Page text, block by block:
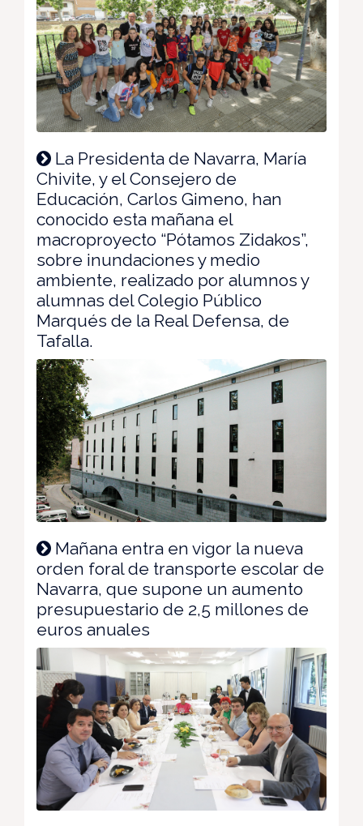
La Presidenta de Navarra, María
Chivite, y el Consejero de
Educación, Carlos Gimeno, han
conocido esta mañana el
macroproyecto “Pótamos Zidakos”,
sobre inundaciones y medio
ambiente, realizado por alumnos y
alumnas del Colegio Público
Marqués de la Real Defensa, de
Tafalla.
Mañana entra en vigor la nueva
orden foral de transporte escolar de
Navarra, que supone un aumento
presupuestario de 2,5 millones de
euros anuales